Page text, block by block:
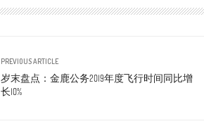
PREVIOUS ARTICLE
岁末盘点：金鹿公务2019年度飞行时间同比增
长10%